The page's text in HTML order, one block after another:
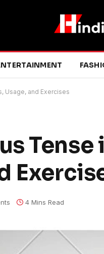
Usage, and Exercises
Tense
4 Mins Read